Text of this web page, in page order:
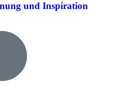
und Inspiration